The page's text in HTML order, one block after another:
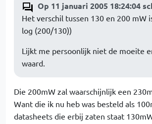
Op 11 januari 2005 18:24:04
Het verschil tussen 130 en 200 mW
log (200/130))
Lijkt me persoonlijk niet de moeite
waard.
Die 200mW zal waarschijnlijk een
Want die ik nu heb was besteld als
datasheets die erbij zaten staat